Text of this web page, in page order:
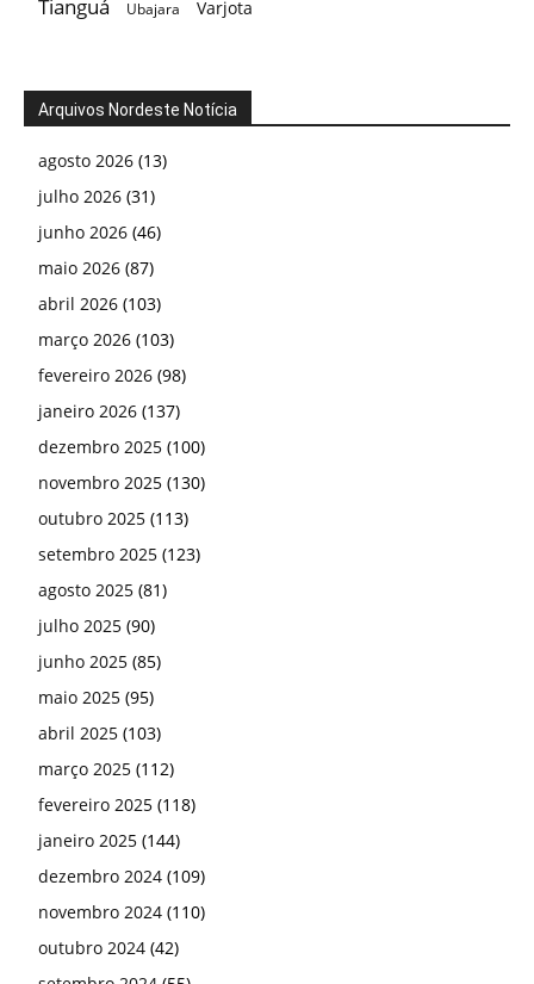
Tianguá Ubajara Varjota
Arquivos Nordeste Notícia
agosto 2026 (13)
julho 2026 (31)
junho 2026 (46)
maio 2026 (87)
abril 2026 (103)
março 2026 (103)
fevereiro 2026 (98)
janeiro 2026 (137)
dezembro 2025 (100)
novembro 2025 (130)
outubro 2025 (113)
setembro 2025 (123)
agosto 2025 (81)
julho 2025 (90)
junho 2025 (85)
maio 2025 (95)
abril 2025 (103)
março 2025 (112)
fevereiro 2025 (118)
janeiro 2025 (144)
dezembro 2024 (109)
novembro 2024 (110)
outubro 2024 (42)